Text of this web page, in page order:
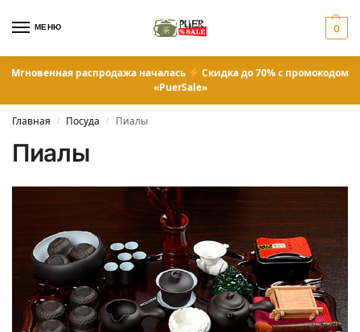
МЕНЮ 0
Мгновенная распродажа началась
Скидка до 70% с промокодом
«PuerSale»
Главная / Посуда / Пиалы
Пиалы